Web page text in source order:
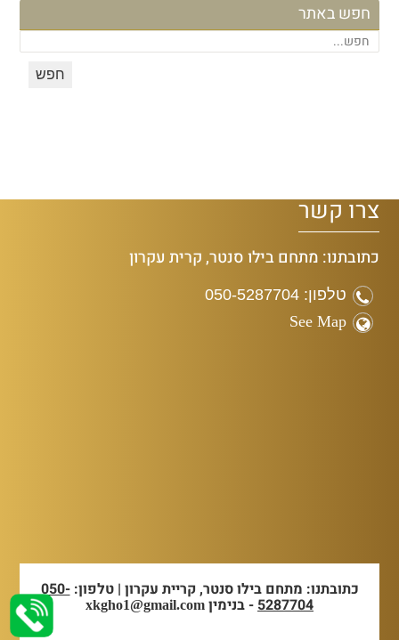
חפש באתר
צרו קשר
כתובתנו: מתחם בילו סנטר, קרית עקרון
טלפון: 050-5287704
See Map
כתובתנו: מתחם בילו סנטר, קריית עקרון | טלפון:050-
5287704- בנימין xkgho1@gmail.com